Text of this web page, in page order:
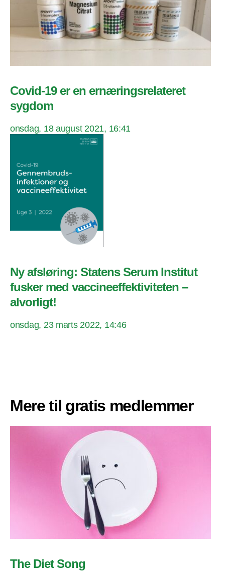
Covid-19 er en ernæringsrelateret
sygdom
onsdag, 18 august 2021, 16:41
Ny afsløring: Statens Serum Institut
fusker med vaccineeffektiviteten –
alvorligt!
onsdag, 23 marts 2022, 14:46
Mere til gratis medlemmer
The Diet Song